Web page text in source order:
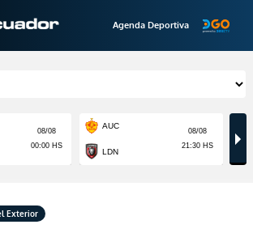
Agenda Deportiva
Exterior